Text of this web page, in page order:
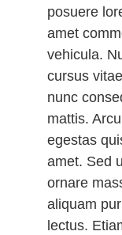
posuere
amet
vehicula.
cursus
nunc
mattis.
egestas
amet. Sed
ornare
aliquam
lectus.